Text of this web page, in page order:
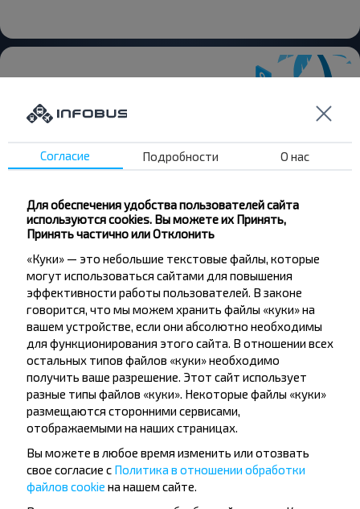
Хотите
путешествовать
дешевле?
Не пропусти специальные акции, скидки и
Подпишись на получение новостей и
путешествуй с нами дешевле!
Подписаться
Популярные автобусные
Согласие Подробности О нас
Для обеспечения удобства пользователей сайта
используются cookies. Вы можете их Принять,
Принять частично или Отклонить
«Куки» — это небольшие текстовые файлы, которые
могут использоваться сайтами для повышения
эффективности работы пользователей. В законе
говорится, что мы можем хранить файлы «куки» на
вашем устройстве, если они абсолютно необходимы
для функционирования этого сайта. В отношении всех
остальных типов файлов «куки» необходимо
получить ваше разрешение. Этот сайт использует
разные типы файлов «куки». Некоторые файлы «куки»
размещаются сторонними сервисами,
отображаемыми на наших страницах.
Вы можете в любое время изменить или отозвать
свое согласие с Политика в отношении обработки
файлов cookie на нашем сайте.